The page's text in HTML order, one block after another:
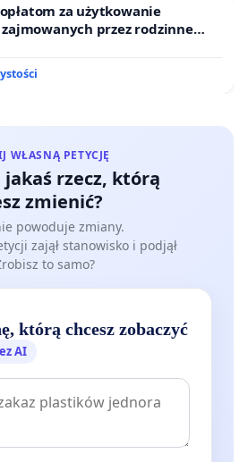
za użytkowanie
przez rodzinne
WŁASNĄ PETYCJĘ
jakaś rzecz, którą
zmienić?
powoduje zmiany.
zajął stanowisko i podjął
to samo?
którą chcesz zobaczyć
AI